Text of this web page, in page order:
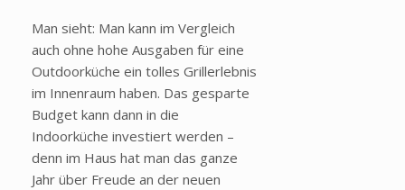
Man sieht: Man kann im Vergleich
auch ohne hohe Ausgaben für eine
Outdoorküche ein tolles Grillerlebnis
im Innenraum haben. Das gesparte
Budget kann dann in die
Indoorküche investiert werden –
denn im Haus hat man das ganze
Jahr über Freude an der neuen